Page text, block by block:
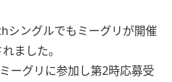
シングルでもミーグリが開催
ました。
ーグリに参加し第2時応募受